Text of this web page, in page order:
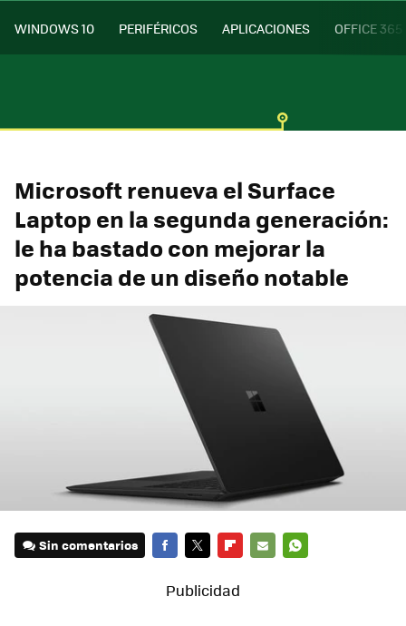
WINDOWS 10 PERIFÉRICOS APLICACIONES OFFICE 365
Microsoft renueva el Surface
Laptop en la segunda generación:
le ha bastado con mejorar la
potencia de un diseño notable
Sin comentarios